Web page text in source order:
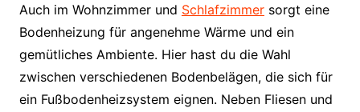
Auch im Wohnzimmer und Schlafzimmersorgt eine
Bodenheizung für angenehme Wärme und ein
gemütliches Ambiente. Hier hast du die Wahl
zwischen verschiedenen Bodenbelägen, die sich für
ein Fußbodenheizsystem eignen. Neben Fliesen und